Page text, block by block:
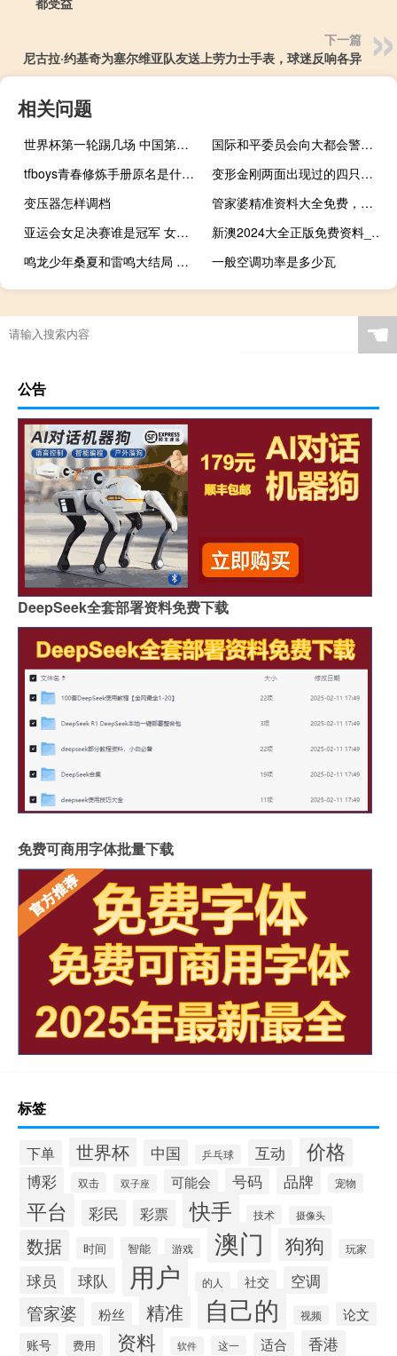
下一篇
尼古拉·约基奇为塞尔维亚队友送上劳力士手表，球迷反响各异
相关问题
世界杯第一轮踢几场 中国第一次踢进世界杯
国际和平委员会向大都会警察战争罪部门递交以色列在加沙的战争罪证据
tfboys青春修炼手册原名是什么 tfboys青春修炼手册mv
变形金刚两面出现过的四只机械恐龙 变形金刚3里面的车
变压器怎样调档
管家婆精准资料大全免费，信仰精选答案落实_MJ474.2
亚运会女足决赛谁是冠军 女足世界杯总决赛
新澳2024大全正版免费资料_智能AI深度解析_百家号版v47.08.186
鸣龙少年桑夏和雷鸣大结局 电视剧鸣龙少年大结局
一般空调功率是多少瓦
☚
公告
DeepSeek全套部署资料免费下载
免费可商用字体批量下载
标签
下单 世界杯 中国 乒乓球 互动 价格
博彩 双击 双子座 可能会 号码 品牌 宠物
平台 彩民 彩票 快手 技术 摄像头
数据 时间 智能 游戏 澳门 狗狗 玩家
球员 球队 用户 的人 社交 空调
管家婆 粉丝 精准 自己的 视频 论文
账号 费用 资料 软件 这一 适合 香港